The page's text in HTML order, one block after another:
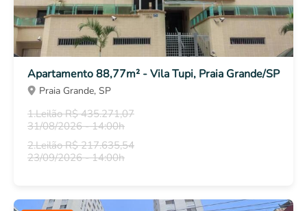
Apartamento 88,77m² - Vila Tupi, Praia Grande/SP
Praia Grande, SP
1.Leilão R$ 435.271,07
31/08/2026 - 14:00h
2.Leilão R$ 217.635,54
23/09/2026 - 14:00h